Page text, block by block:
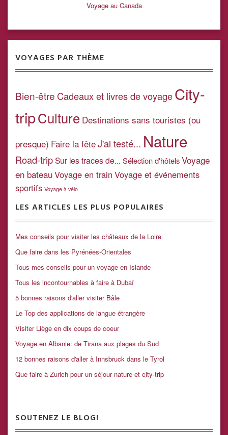
Voyage au Canada
VOYAGES PAR THÈME
Bien-être Cadeaux et livres de voyageCity-
tripCulture Destinations sans touristes (ou
presque) Faire la fêteJ'ai testé... Nature
Road-tripSur les traces de... Sélection d'hôtelsVoyage
en bateauVoyage en train Voyage et événements
sportifs Voyage à vélo
LES ARTICLES LES PLUS POPULAIRES
Mes conseils pour visiter les châteaux de la Loire
Que faire dans les Pyrénées-Orientales
Tous mes conseils pour un voyage en Islande
Tous les incontournables à faire à Dubaï
5 bonnes raisons d'aller visiter Bâle
Le Top des applications de langue étrangère
Visiter Liège en dix coups de coeur
Voyage en Albanie: de Tirana aux plages du Sud
12 bonnes raisons d'aller à Innsbruck dans le Tyrol
Que faire à Zurich pour un séjour nature et city-trip
SOUTENEZ LE BLOG!